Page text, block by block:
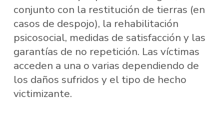
conjunto con la restitución de tierras (en
casos de despojo), la rehabilitación
psicosocial, medidas de satisfacción y las
garantías de no repetición. Las víctimas
acceden a una o varias dependiendo de
los daños sufridos y el tipo de hecho
victimizante.